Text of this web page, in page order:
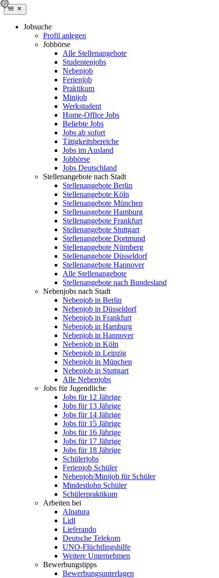
Jobsuche
Profil anlegen
Jobbörse
Alle Stellenangebote
Studentenjobs
Nebenjob
Ferienjob
Praktikum
Minijob
Werkstudent
Home-Office Jobs
Beliebte Jobs
Jobs ab sofort
Tätigkeitsbereiche
Jobs im Ausland
Jobbörse
Jobs Deutschland
Stellenangebote nach Stadt
Stellenangebote Berlin
Stellenangebote Köln
Stellenangebote München
Stellenangebote Hamburg
Stellenangebote Frankfurt
Stellenangebote Stuttgart
Stellenangebote Dortmund
Stellenangebote Nürnberg
Stellenangebote Düsseldorf
Stellenangebote Hannover
Alle Stellenangebote
Stellenangebote nach Bundesland
Nebenjobs nach Stadt
Nebenjob in Berlin
Nebenjob in Düsseldorf
Nebenjob in Frankfurt
Nebenjob in Hamburg
Nebenjob in Hannover
Nebenjob in Köln
Nebenjob in Leipzig
Nebenjob in München
Nebenjob in Stuttgart
Alle Nebenjobs
Jobs für Jugendliche
Jobs für 12 Jährige
Jobs für 13 Jährige
Jobs für 14 Jährige
Jobs für 15 Jährige
Jobs für 16 Jährige
Jobs für 17 Jährige
Jobs für 18 Jährige
Schülerjobs
Ferienjob Schüler
Nebenjob/Minijob für Schüler
Mindestlohn Schüler
Schülerpraktikum
Arbeiten bei
Alnatura
Lidl
Lieferando
Deutsche Telekom
UNO-Flüchtlingshilfe
Weitere Unternehmen
Bewerbungstipps
Bewerbungsunterlagen